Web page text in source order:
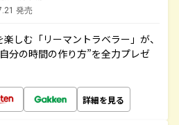
発売
しむ「リーマントラベラー」が、
分の時間の作り方”を全力プレゼ
詳細を見る